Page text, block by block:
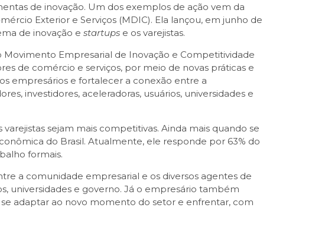
de inovação. Um dos exemplos de ação vem da
Exterior e Serviços (MDIC). Ela lançou, em junho de
de inovação e startups e os varejistas.
Movimento Empresarial de Inovação e Competitividade
de comércio e serviços, por meio de novas práticas e
empresários e fortalecer a conexão entre a
investidores, aceleradoras, usuários, universidades e
sejam mais competitivas. Ainda mais quando se
do Brasil. Atualmente, ele responde por 63% do
formais.
a comunidade empresarial e os diversos agentes de
universidades e governo. Já o empresário também
adaptar ao novo momento do setor e enfrentar, com